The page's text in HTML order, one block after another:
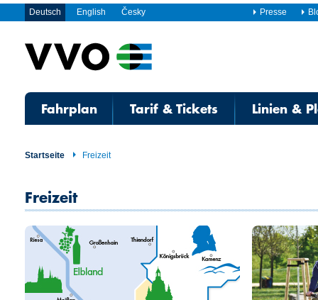
Deutsch English Česky Presse
Fahrplan Tarif & Tickets Linien &
Startseite Freizeit
Freizeit